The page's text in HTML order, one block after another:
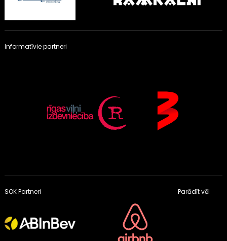
Informatīvie partneri
SOK Partneri Parādīt vēl